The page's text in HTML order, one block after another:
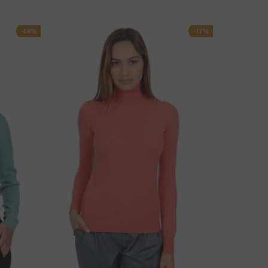
-14% -17%